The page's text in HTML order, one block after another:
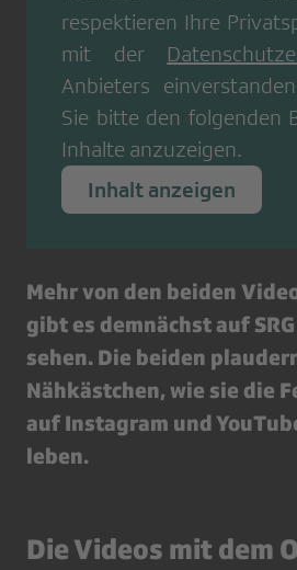
respektieren Ihre
mit der
Anbieters
Sie bitte den folgenden
Inhalte anzuzeigen.
Inhalt anzeigen
Mehr von den beiden
gibt es demnächst auf
sehen. Die beiden
Nähkästchen, wie sie die
auf Instagram und
leben.
Die Videos mit dem